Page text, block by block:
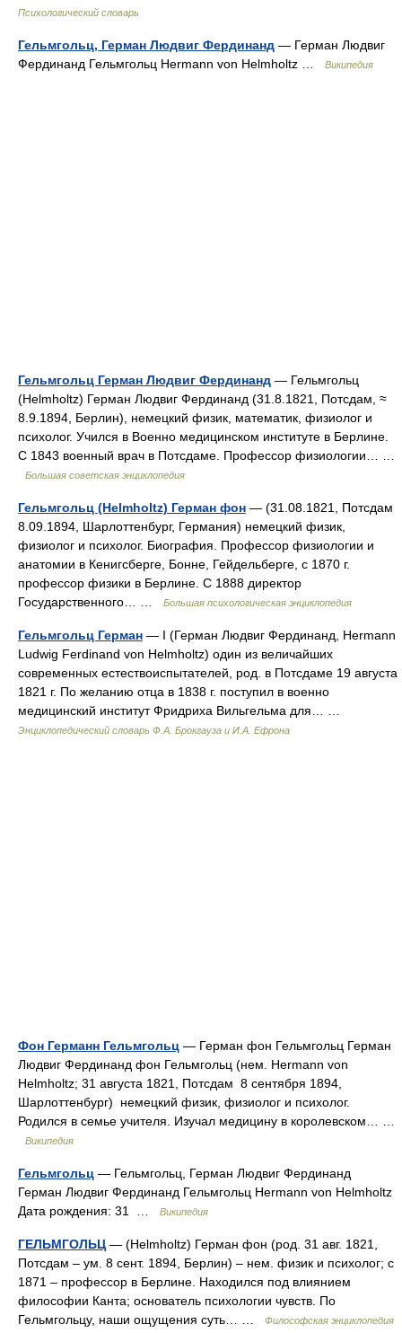
Психологический словарь
Гельмгольц, Герман Людвиг Фердинанд — Герман Людвиг
Фердинанд Гельмгольц Hermann von Helmholtz …
Википедия
Гельмгольц Герман Людвиг Фердинанд — Гельмгольц
(Helmholtz) Герман Людвиг Фердинанд (31.8.1821, Потсдам, ≈
8.9.1894, Берлин), немецкий физик, математик, физиолог и
психолог. Учился в Военно медицинском институте в Берлине.
С 1843 военный врач в Потсдаме. Профессор физиологии… …
Большая советская энциклопедия
Гельмгольц (Helmholtz) Герман фон — (31.08.1821, Потсдам
8.09.1894, Шарлоттенбург, Германия) немецкий физик,
физиолог и психолог. Биография. Профессор физиологии и
анатомии в Кенигсберге, Бонне, Гейдельберге, с 1870 г.
профессор физики в Берлине. С 1888 директор
Государственного… …
Большая психологическая энциклопедия
Гельмгольц Герман — I (Герман Людвиг Фердинанд, Hermann
Ludwig Ferdinand von Helmholtz) один из величайших
современных естествоиспытателей, род. в Потсдаме 19 августа
1821 г. По желанию отца в 1838 г. поступил в военно
медицинский институт Фридриха Вильгельма для… …
Энциклопедический словарь Ф.А. Брокгауза и И.А. Ефрона
Фон Германн Гельмгольц — Герман фон Гельмгольц Герман
Людвиг Фердинанд фон Гельмгольц (нем. Hermann von
Helmholtz; 31 августа 1821, Потсдам 8 сентября 1894,
Шарлоттенбург) немецкий физик, физиолог и психолог.
Родился в семье учителя. Изучал медицину в королевском… …
Википедия
Гельмгольц — Гельмгольц, Герман Людвиг Фердинанд
Герман Людвиг Фердинанд Гельмгольц Hermann von Helmholtz
Дата рождения: 31 …
Википедия
ГЕЛЬМГОЛЬЦ — (Helmholtz) Герман фон (род. 31 авг. 1821,
Потсдам – ум. 8 сент. 1894, Берлин) – нем. физик и психолог; с
1871 – профессор в Берлине. Находился под влиянием
философии Канта; основатель психологии чувств. По
Гельмгольцу, наши ощущения суть… …
Философская энциклопедия